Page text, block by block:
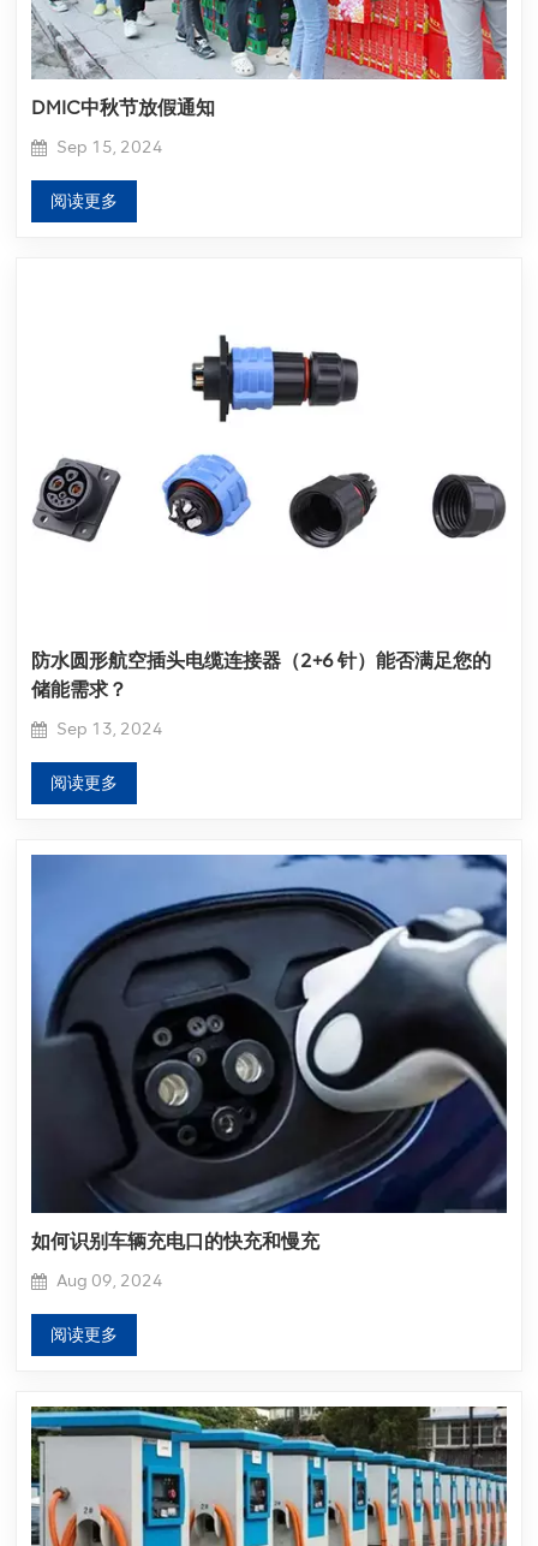
DMIC中秋节放假通知
Sep 15, 2024
阅读更多
防水圆形航空插头电缆连接器（2+6 针）能否满足您的
储能需求？
Sep 13, 2024
阅读更多
如何识别车辆充电口的快充和慢充
Aug 09, 2024
阅读更多